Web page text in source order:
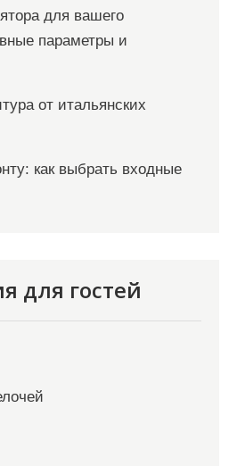
для вашего
параметры и
от итальянских
как выбрать входные
для гостей